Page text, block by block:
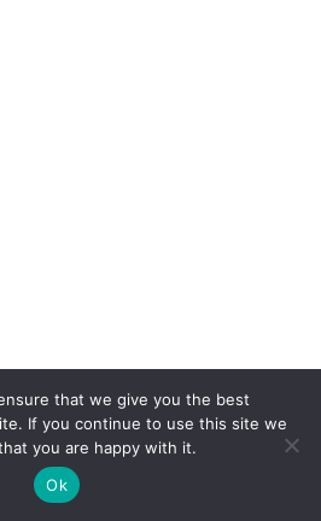
that we give you the best
If you continue to use this site we
you are happy with it.
Ok